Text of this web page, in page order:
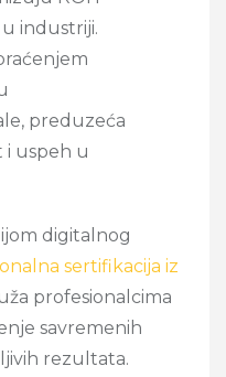
industriji.
preduzeća
i uspeh u
digitalnog
sertifikacija iz
profesionalcima
savremenih
rezultata.